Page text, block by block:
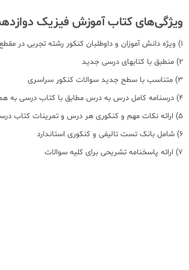
ویژگی‌های کتاب آموزش فیزیک
1) ویژه دانش آموزان و داوطلبان کنکور رشته تجربی در مقطع دوازدهم
2) منطبق با کتابهای درسی جدید
3) متناسب با سطح جدید سوالات کنکور سراسری
4) درسنامه کامل درس به درس مطابق با کتاب درسی به همراه مثال حل شده
5) ارائه نکات مهم و کنکوری هر درس و تمرینات کتاب درسی
6) شامل بانک تست تالیفی و کنکوری استاندارد
7) ارائه پاسخنامه تشریحی برای کلیه سوالات